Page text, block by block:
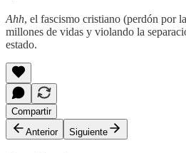
Ahh, el fascismo cristiano (perdón por
millones de vidas y violando la
estado.
Compartir
Anterior
Siguiente